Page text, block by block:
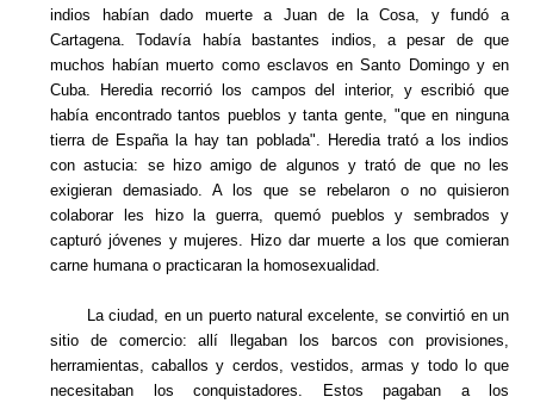
indios habían dado muerte a Juan de la Cosa, y fundó a
Cartagena. Todavía había bastantes indios, a pesar de que
muchos habían muerto como esclavos en Santo Domingo y en
Cuba. Heredia recorrió los campos del interior, y escribió que
había encontrado tantos pueblos y tanta gente, "que en ninguna
tierra de España la hay tan poblada". Heredia trató a los indios
con astucia: se hizo amigo de algunos y trató de que no les
exigieran demasiado. A los que se rebelaron o no quisieron
colaborar les hizo la guerra, quemó pueblos y sembrados y
capturó jóvenes y mujeres. Hizo dar muerte a los que comieran
carne humana o practicaran la homosexualidad.
La ciudad, en un puerto natural excelente, se convirtió en un
sitio de comercio: allí llegaban los barcos con provisiones,
herramientas, caballos y cerdos, vestidos, armas y todo lo que
necesitaban los conquistadores. Estos pagaban a los